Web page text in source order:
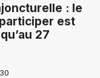
: le
est
27